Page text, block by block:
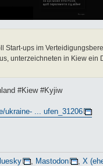
Start-ups im
unterzeichneten in Kiew ein
#Kiew #Kyjiw
ukraine- ... ufen_31206
Mastodon X